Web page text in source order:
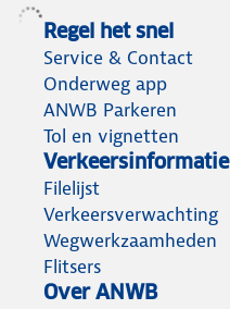
Regel het snel
Service & Contact
Onderweg app
ANWB Parkeren
Tol en vignetten
Verkeersinformatie
Filelijst
Verkeersverwachting
Wegwerkzaamheden
Flitsers
Over ANWB